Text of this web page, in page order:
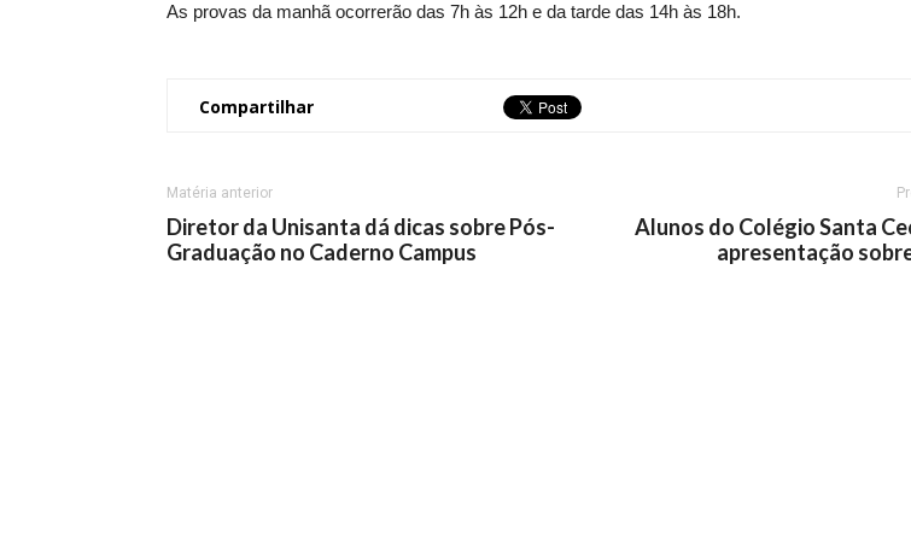
As provas da manhã ocorrerão das 7h às 12h e da tarde das 14h às 18h.
Compartilhar
Matéria anterior
Diretor da Unisanta dá dicas sobre Pós-
Graduação no Caderno Campus
Alunos do Colégio Santa
apresentação